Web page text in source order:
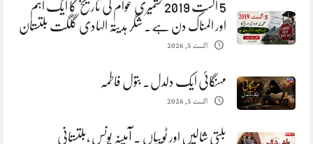
5 اگست 2019 کشمیری عوام کی تاریخ کا ایک اہم
اور المناک دن ہے. شگر ہدیتہ الہادی گلگت بلتستان
اگست 5, 2026
مہنگائی ایک دلدل. بتول فاطمہ
اگست 5, 2026
بلتی شالیں اور ٹوپیاں . آمینہ یونس ،بلتستانی